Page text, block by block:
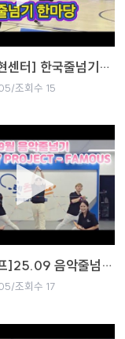
[광주신현센터] 한국줄넘기협회 경기도협회장기 하이라이트 ~!!!
조회수 15
[렛츠점프]25.09 음악줄넘기(홍보용)
조회수 17